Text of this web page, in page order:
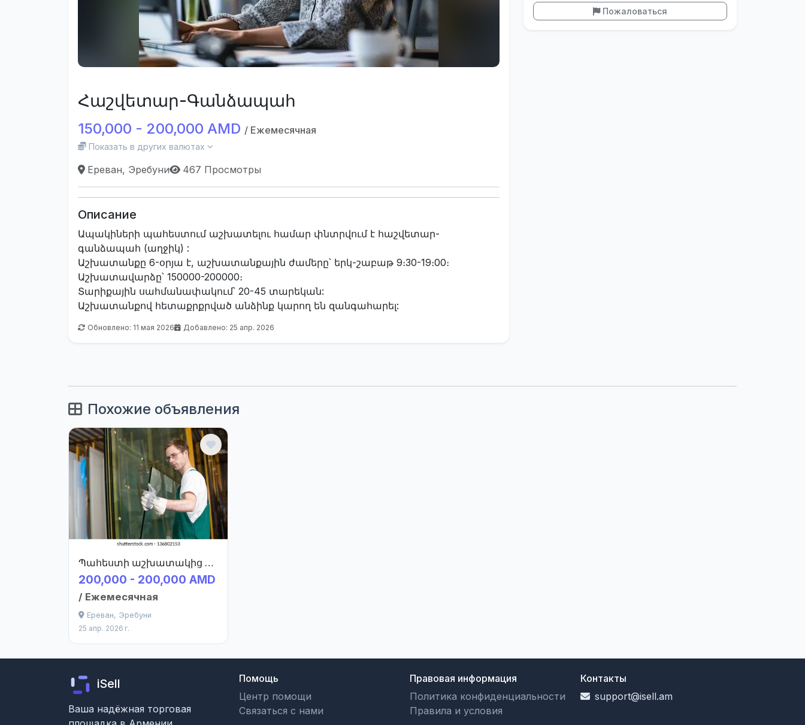
Հաշվետար-Գանձապահ
150,000 - 200,000 AMD / Ежемесячная
Показать в других валютах
Ереван, Эребуни 467 Просмотры
Описание
Ապակիների պահեստում աշխատելու համար փնտրվում է հաշվետար-
գանձապահ (աղջիկ) :
Աշխատանքը 6-օրյա է, աշխատանքային ժամերը՝ երկ-շաբաթ 9։30-19։00։
Աշխատավարձը՝ 150000-200000։
Տարիքային սահմանափակում՝ 20-45 տարեկան:
Աշխատանքով հետաքրքրված անձինք կարող են զանգահարել:
Обновлено: 11 мая 2026 Добавлено: 25 апр. 2026
Пожаловаться
Похожие объявления
Պահեստի աշխատակից բանվոր
200,000 - 200,000 AMD
/ Ежемесячная
Ереван, Эребуни
25 апр. 2026 г.
iSell
Ваша надёжная торговая
Помощь
Центр помощи
Связаться с нами
Правовая информация
Политика конфиденциальности
Правила и условия
Контакты
support@isell.am